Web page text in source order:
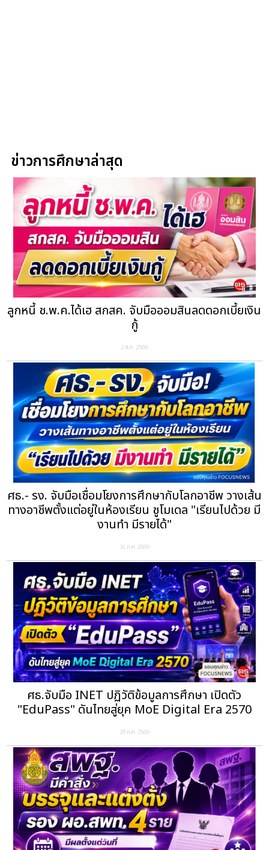
ข่าวการศึกษาล่าสุด
ลูกหนี้ ช.พ.ค.ได้เฮ สกสค. จับมือออมสินลดดอกเบี้ยเงิน
กู้
2 ส.ค. 2569
ศธ.- รง. จับมือเชื่อมโยงการศึกษากับโลกอาชีพ วางเส้น
ทางอาชีพตั้งแต่อยู่ในห้องเรียน ชูโมเดล "เรียนไปด้วย มี
งานทำ มีรายได้"
31 ก.ค. 2569
ศธ.จับมือ INET ปฏิวัติข้อมูลการศึกษา เปิดตัว
"EduPass" ดันไทยสู่ยุค MoE Digital Era 2570
29 ก.ค. 2569